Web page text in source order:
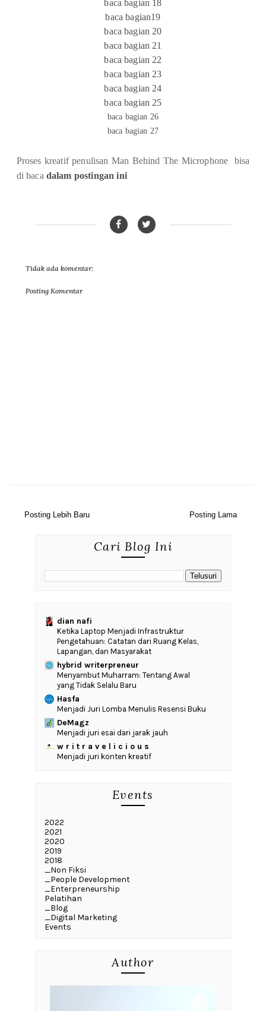
baca bagian 18
baca bagian19
baca bagian 20
baca bagian 21
baca bagian 22
baca bagian 23
baca bagian 24
baca bagian 25
baca bagian 26
baca bagian 27
Proses kreatif penulisan Man Behind The Microphone bisa
di baca dalam postingan ini
Tidak ada komentar:
Posting Komentar
Posting Lebih Baru Posting Lama
Cari Blog Ini
dian nafi
Ketika Laptop Menjadi Infrastruktur
Pengetahuan: Catatan dari Ruang Kelas,
Lapangan, dan Masyarakat
hybrid writerpreneur
Menyambut Muharram: Tentang Awal
yang Tidak Selalu Baru
Hasfa
Menjadi Juri Lomba Menulis Resensi Buku
DeMagz
Menjadi juri esai dari jarak jauh
w r i t r a v e l i c i o u s
Menjadi juri konten kreatif
Events
2022
2021
2020
2019
2018
_Non Fiksi
_People Development
_Enterpreneurship
Pelatihan
_Blog
_Digital Marketing
Events
Author